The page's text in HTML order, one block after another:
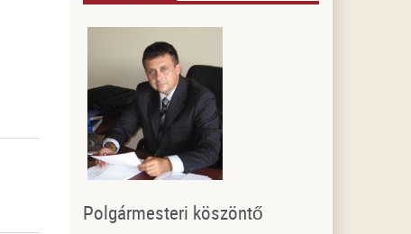
Polgármesteri köszöntő